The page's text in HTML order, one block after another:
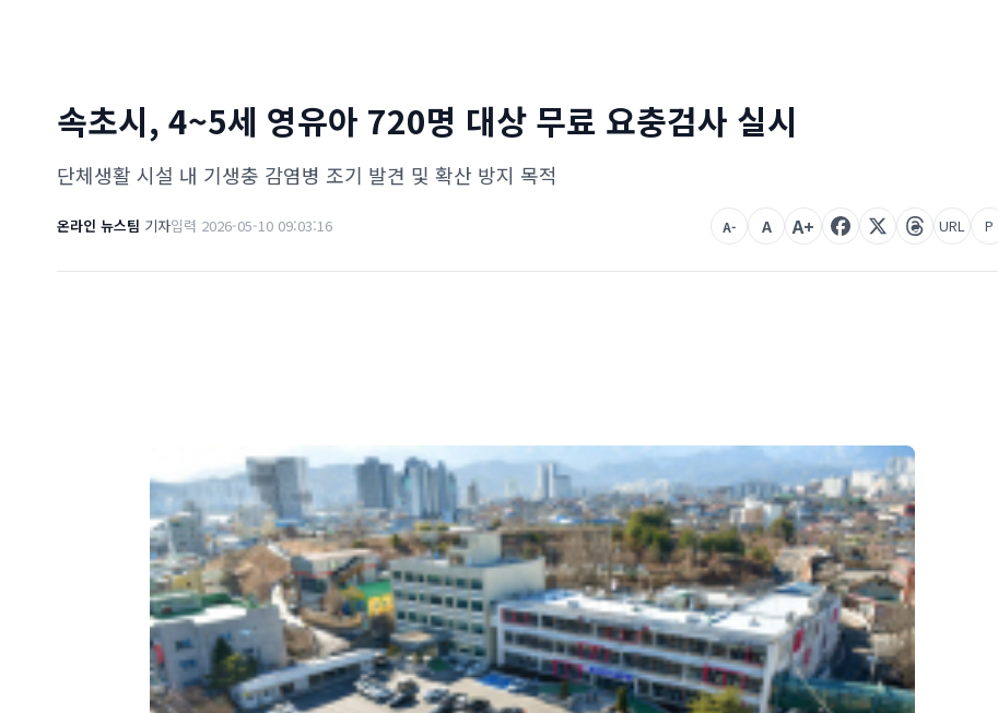
속초시, 4~5세 영유아 720명 대상 무료 요충검사 실시
단체생활 시설 내 기생충 감염병 조기 발견 및 확산 방지 목적
온라인 뉴스팀 기자입력 2026-05-10 09:03:16 A- A A+ URL P